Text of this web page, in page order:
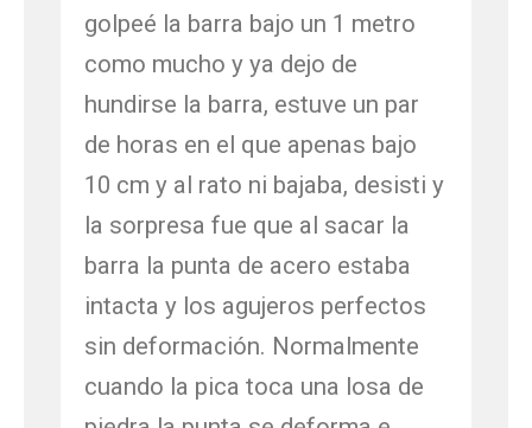
golpeé la barra bajo un 1 metro
como mucho y ya dejo de
hundirse la barra, estuve un par
de horas en el que apenas bajo
10 cm y al rato ni bajaba, desisti y
la sorpresa fue que al sacar la
barra la punta de acero estaba
intacta y los agujeros perfectos
sin deformación. Normalmente
cuando la pica toca una losa de